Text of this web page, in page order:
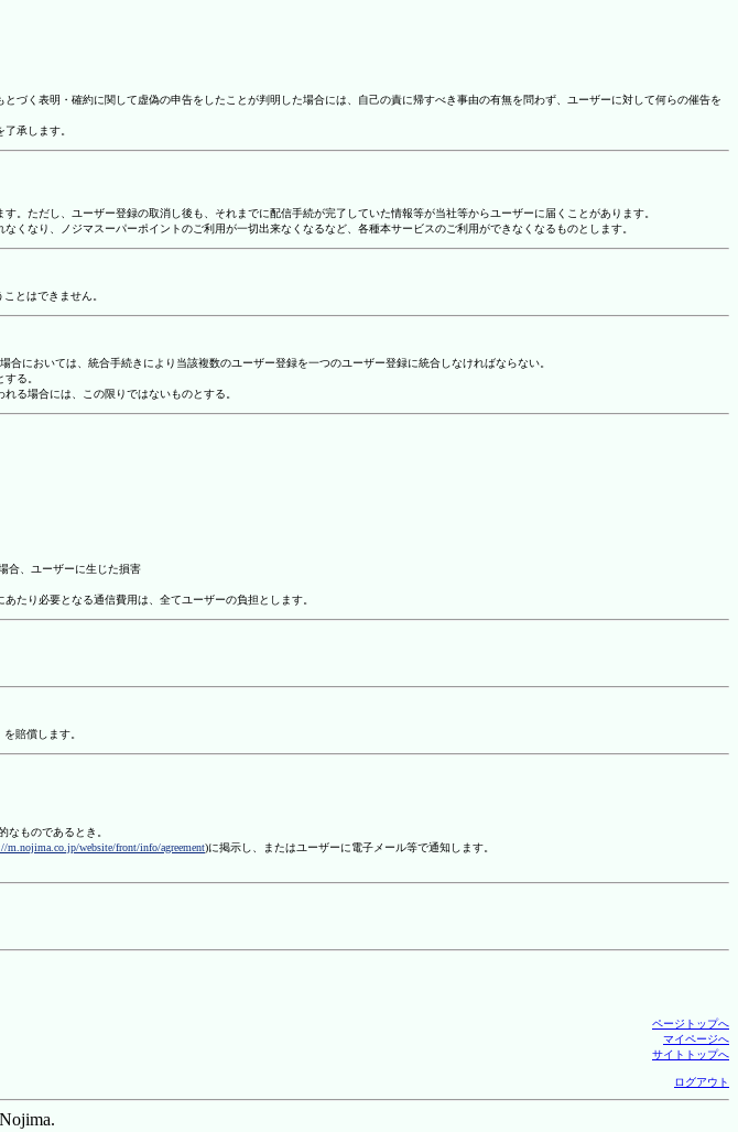
く表明・確約に関して虚偽の申告をしたことが判明した場合には、自己の責に帰すべき事由の有無を問わず、ユーザーに対して何らの催告を
承します。
ただし、ユーザー登録の取消し後も、それまでに配信手続が完了していた情報等が当社等からユーザーに届くことがあります。
なり、ノジマスーパーポイントのご利用が一切出来なくなるなど、各種本サービスのご利用ができなくなるものとします。
とはできません。
においては、統合手続きにより当該複数のユーザー登録を一つのユーザー登録に統合しなければならない。
る。
る場合には、この限りではないものとする。
合、ユーザーに生じた損害
たり必要となる通信費用は、全てユーザーの負担とします。
賠償します。
ものであるとき。
m.nojima.co.jp/website/front/info/agreement)に掲示し、またはユーザーに電子メール等で通知します。
ページトップへ
マイページへ
サイトトップへ
ログアウト